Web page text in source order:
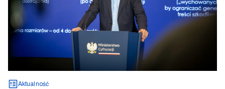
Aktualność